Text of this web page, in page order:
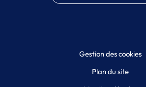
Gestion des cookies
Plan du site